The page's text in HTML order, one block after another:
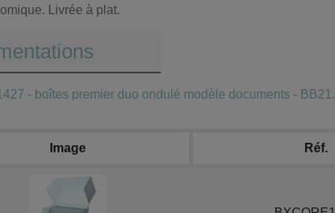
Livrée à plat.
- boîtes premier duo ondulé modèle documents -
Image Réf.